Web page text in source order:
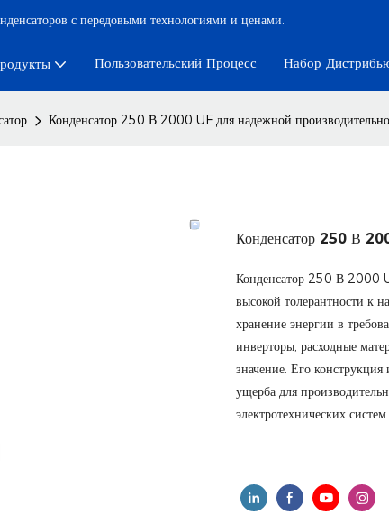
с передовыми технологиями и ценами.
Пользовательский Процесс Набор
Конденсатор 250 В 2000 UF для надежной
Конденсатор 250 В
Конденсатор 250 В 2000
высокой толерантности к
хранение энергии в
инверторы, расходные
значение. Его
ущерба для
электротехнических систем.